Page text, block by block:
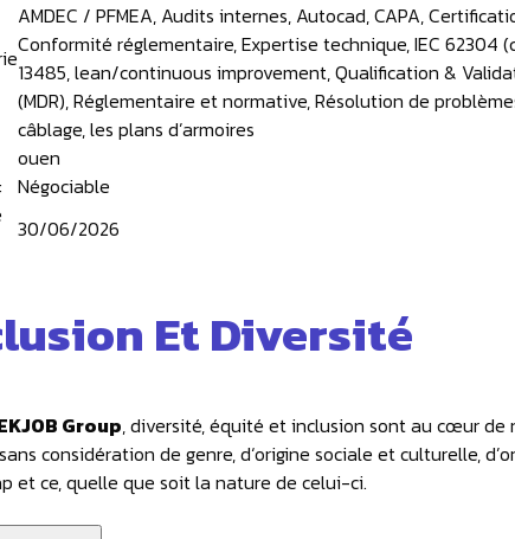
AMDEC / PFMEA, Audits internes, Autocad, CAPA,
Conformité réglementaire, Expertise technique, IEC 62304
13485, lean/continuous improvement, Qualification &
(MDR), Réglementaire et normative, Résolution de
câblage, les plans d’armoires
ouen
Négociable
30/06/2026
Et Diversité
Group, diversité, équité et inclusion sont au cœur
considération de genre, d‘origine sociale et culturelle,
et ce, quelle que soit la nature de celui-ci.